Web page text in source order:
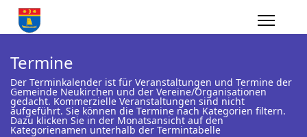
Termine
Der Terminkalender ist für Veranstaltungen und Termine der
Gemeinde Neukirchen und der Vereine/Organisationen
gedacht. Kommerzielle Veranstaltungen sind nicht
aufgeführt. Sie können die Termine nach Kategorien filtern.
Dazu klicken Sie in der Monatsansicht auf den
Kategorienamen unterhalb der Termintabelle